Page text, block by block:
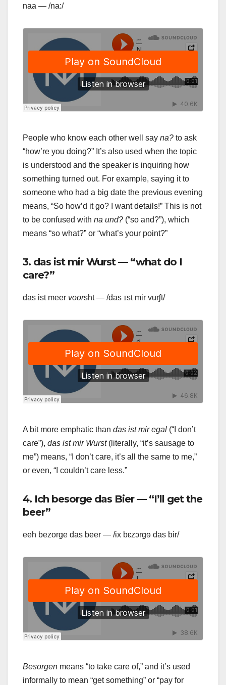
naa — /na:/
People who know each other well say na? to ask
“how’re you doing?” It’s also used when the topic
is understood and the speaker is inquiring how
something turned out. For example, saying it to
someone who had a big date the previous evening
means, “So how’d it go? I want details!” This is not
to be confused with na und? (“so and?”), which
means “so what?” or “what’s your point?”
3. das ist mir Wurst — “what do I
care?”
das ist meer voorsht — /das ɪst mir vurʃt/
A bit more emphatic than das ist mir egal (“I don’t
care”), das ist mir Wurst(literally, “it’s sausage to
me”) means, “I don’t care, it’s all the same to me,”
or even, “I couldn’t care less.”
4. Ich besorge das Bier — “I’ll get the
beer”
eeh bezorge das beer — /ɨx bɛzɔrgɘ das bir/
Besorgen means “to take care of,” and it’s used
informally to mean “get something” or “pay for